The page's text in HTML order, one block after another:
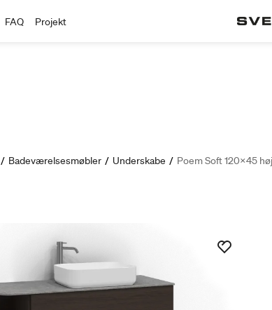
FAQ Projekt
/ Badeværelsesmøbler / Underskabe / Poem Soft 120x45